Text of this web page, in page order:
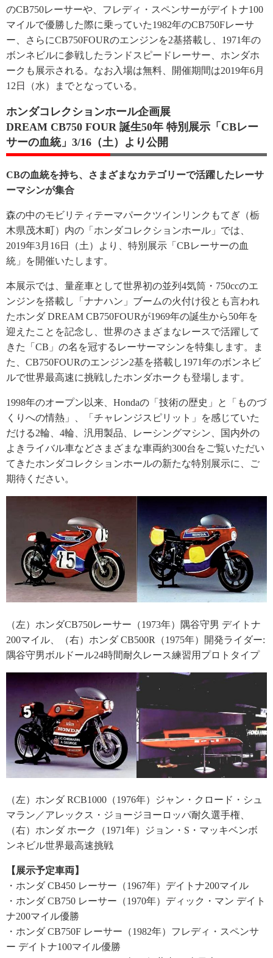
のCB750レーサーや、フレディ・スペンサーがデイトナ100
マイルで優勝した際に乗っていた1982年のCB750Fレーサ
ー、さらにCB750FOURのエンジンを2基搭載し、1971年の
ボンネビルに参戦したランドスピードレーサー、ホンダホ
ークも展示される。なお入場は無料、開催期間は2019年6月
12日（水）までとなっている。
ホンダコレクションホール企画展
DREAM CB750 FOUR 誕生50年 特別展示「CBレー
サーの血統」3/16（土）より公開
CBの血統を持ち、さまざまなカテゴリーで活躍したレーサ
ーマシンが集合
森の中のモビリティテーマパークツインリンクもてぎ（栃
木県茂木町）内の「ホンダコレクションホール」では、
2019年3月16日（土）より、特別展示「CBレーサーの血
統」を開催いたします。
本展示では、量産車として世界初の並列4気筒・750ccのエ
ンジンを搭載し「ナナハン」ブームの火付け役とも言われ
たホンダ DREAM CB750FOURが1969年の誕生から50年を
迎えたことを記念し、世界のさまざまなレースで活躍して
きた「CB」の名を冠するレーサーマシンを特集します。ま
た、CB750FOURのエンジン2基を搭載し1971年のボンネビ
ルで世界最高速に挑戦したホンダホークも登場します。
1998年のオープン以来、Hondaの「技術の歴史」と「ものづ
くりへの情熱」、「チャレンジスピリット」を感じていた
だける2輪、4輪、汎用製品、レーシングマシン、国内外の
よきライバル車などさまざまな車両約300台をご覧いただい
てきたホンダコレクションホールの新たな特別展示に、ご
期待ください。
（左）ホンダCB750レーサー（1973年）隅谷守男 デイトナ
200マイル、（右）ホンダ CB500R（1975年）開発ライダー:
隅谷守男ボルドール24時間耐久レース練習用プロトタイプ
（左）ホンダ RCB1000（1976年）ジャン・クロード・シュ
マラン／アレックス・ジョージヨーロッパ耐久選手権、
（右）ホンダ ホーク（1971年）ジョン・S・マッキベンボ
ンネビル世界最高速挑戦
【展示予定車両】
・ホンダ CB450 レーサー（1967年）デイトナ200マイル
・ホンダ CB750 レーサー（1970年）ディック・マン デイト
ナ200マイル優勝
・ホンダ CB750F レーサー（1982年）フレディ・スペンサ
ー デイトナ100マイル優勝